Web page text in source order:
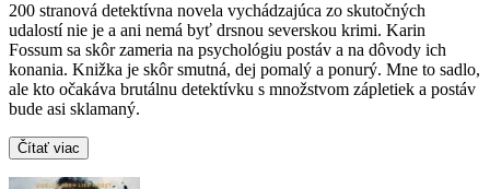
200 stranová detektívna novela vychádzajúca zo skutočných
udalostí nie je a ani nemá byť drsnou severskou krimi. Karin
Fossum sa skôr zameria na psychológiu postáv a na dôvody ich
konania. Knižka je skôr smutná, dej pomalý a ponurý. Mne to sadlo,
ale kto očakáva brutálnu detektívku s množstvom zápletiek a postáv
bude asi sklamaný.
Čítať viac